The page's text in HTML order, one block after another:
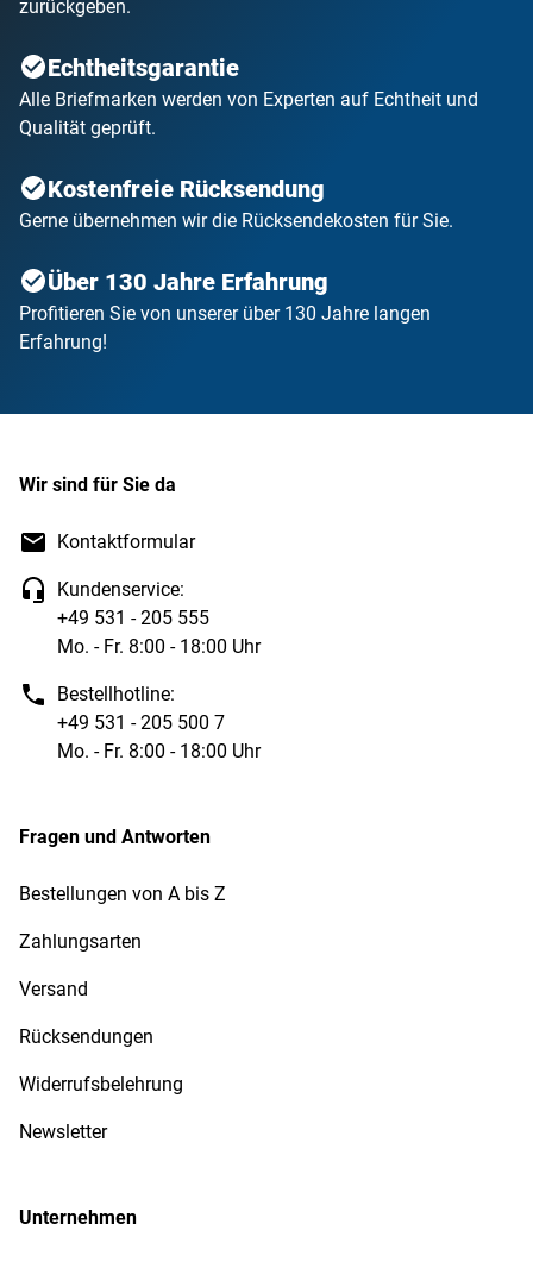
zurückgeben.
Echtheitsgarantie
Alle Briefmarken werden von Experten auf Echtheit und
Qualität geprüft.
Kostenfreie Rücksendung
Gerne übernehmen wir die Rücksendekosten für Sie.
Über 130 Jahre Erfahrung
Profitieren Sie von unserer über 130 Jahre langen
Erfahrung!
Wir sind für Sie da
Kontaktformular
Kundenservice:
+49 531 - 205 555
Mo. - Fr. 8:00 - 18:00 Uhr
Bestellhotline:
+49 531 - 205 500 7
Mo. - Fr. 8:00 - 18:00 Uhr
Fragen und Antworten
Bestellungen von A bis Z
Zahlungsarten
Versand
Rücksendungen
Widerrufsbelehrung
Newsletter
Unternehmen